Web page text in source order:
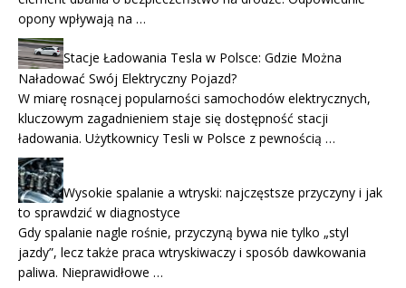
opony wpływają na …
Stacje Ładowania Tesla w Polsce: Gdzie Można
Naładować Swój Elektryczny Pojazd?
W miarę rosnącej popularności samochodów elektrycznych,
kluczowym zagadnieniem staje się dostępność stacji
ładowania. Użytkownicy Tesli w Polsce z pewnością …
Wysokie spalanie a wtryski: najczęstsze przyczyny i jak
to sprawdzić w diagnostyce
Gdy spalanie nagle rośnie, przyczyną bywa nie tylko „styl
jazdy”, lecz także praca wtryskiwaczy i sposób dawkowania
paliwa. Nieprawidłowe …